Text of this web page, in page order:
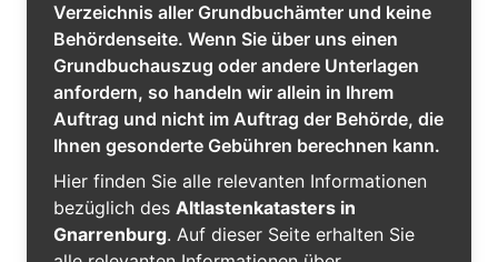
Verzeichnis aller Grundbuchämter und keine
Behördenseite. Wenn Sie über uns einen
Grundbuchauszug oder andere Unterlagen
anfordern, so handeln wir allein in Ihrem
Auftrag und nicht im Auftrag der Behörde, die
Ihnen gesonderte Gebühren berechnen kann.
Hier finden Sie alle relevanten Informationen
bezüglich des Altlastenkatasters in
Gnarrenburg. Auf dieser Seite erhalten Sie